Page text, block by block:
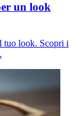
un look
tuo look. Scopri i